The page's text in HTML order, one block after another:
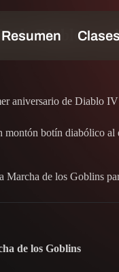
de Diablo con
aniversario de Diablo
montón botín diabólico
Marcha de los Goblins
de los Goblins